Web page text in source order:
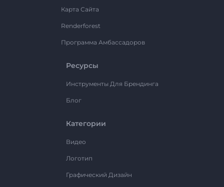
Карта Сайта
Renderforest
Программа Амбассадоров
Ресурсы
Инструменты Для Брендинга
Блог
Категории
Видео
Логотип
Графический Дизайн